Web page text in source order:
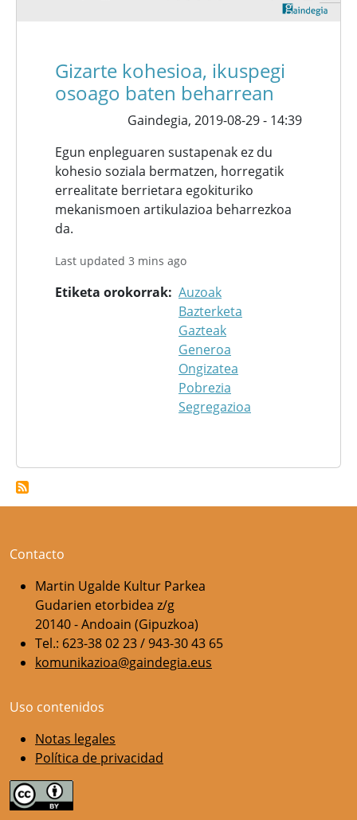
Gizarte kohesioa, ikuspegi
osoago baten beharrean
Gaindegia, 2019-08-29 - 14:39
Egun enpleguaren sustapenak ez du
kohesio soziala bermatzen, horregatik
errealitate berrietara egokituriko
mekanismoen artikulazioa beharrezkoa
da.
Last updated 3 mins ago
Etiketa orokorrak Auzoak
Bazterketa
Gazteak
Generoa
Ongizatea
Pobrezia
Segregazioa
Contacto
Martin Ugalde Kultur Parkea
Gudarien etorbidea z/g
20140 - Andoain (Gipuzkoa)
Tel.: 623-38 02 23 / 943-30 43 65
komunikazioa@gaindegia.eus
Uso contenidos
Notas legales
Política de privacidad